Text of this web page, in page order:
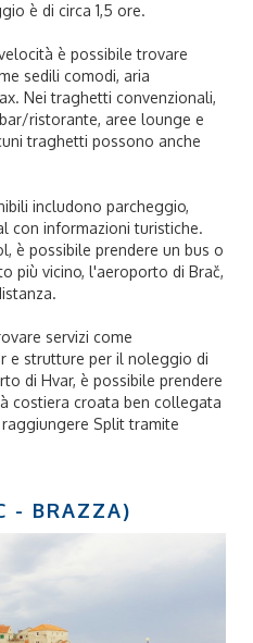
è di circa 1,5 ore.
è possibile trovare
sedili comodi, aria
Nei traghetti convenzionali,
ristorante, aree lounge e
traghetti possono anche
includono parcheggio,
con informazioni turistiche.
è possibile prendere un bus o
più vicino, l'aeroporto di Brač,
servizi come
e strutture per il noleggio di
di Hvar, è possibile prendere
costiera croata ben collegata
Split tramite
- BRAZZA)